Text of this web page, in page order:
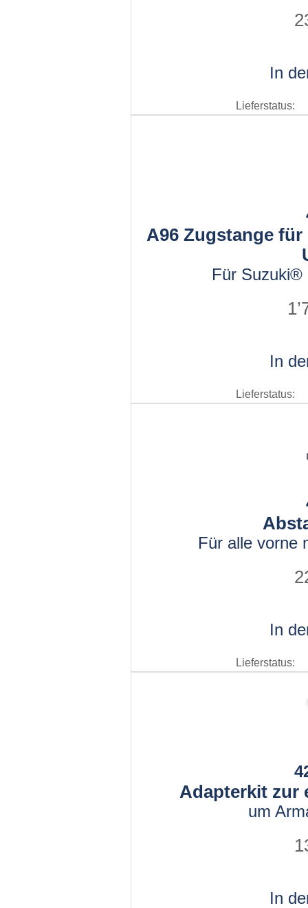
In
Lieferstatus:
A96 Zugstange
Für Suzuki®
In
Lieferstatus:
Für alle vorne
In
Lieferstatus:
Adapterkit zur
um
In